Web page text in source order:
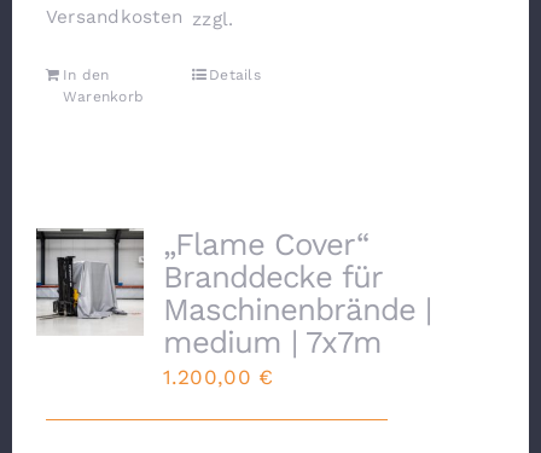
zzgl.
Versandkosten
In den
Warenkorb
Details
„Flame Cover“
Branddecke für
Maschinenbrände |
medium | 7x7m
1.200,00 €